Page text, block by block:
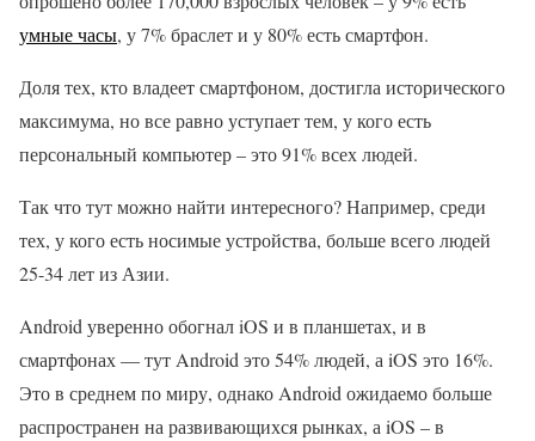
умные часы, у 7% браслет и у 80% есть смартфон.
Доля тех, кто владеет смартфоном, достигла исторического
максимума, но все равно уступает тем, у кого есть
персональный компьютер – это 91% всех людей.
Так что тут можно найти интересного? Например, среди
тех, у кого есть носимые устройства, больше всего людей
25-34 лет из Азии.
Android уверенно обогнал iOS и в планшетах, и в
смартфонах — тут Android это 54% людей, а iOS это 16%.
Это в среднем по миру, однако Android ожидаемо больше
распространен на развивающихся рынках, а iOS – в